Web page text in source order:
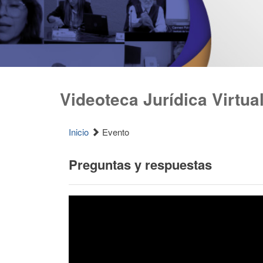
Videoteca Jurídica
Inicio Evento
Preguntas y respuestas